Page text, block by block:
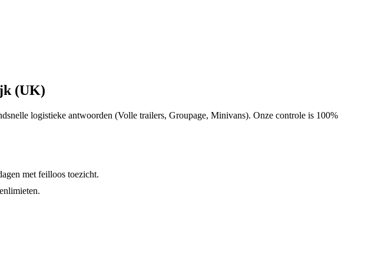
(UK)
logistieke antwoorden (Volle trailers, Groupage, Minivans). Onze controle is 100%
met feilloos toezicht.